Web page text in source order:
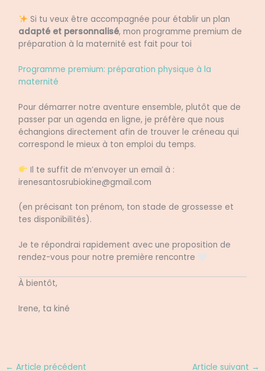
Si tu veux être accompagnée pour établir un plan
adapté et personnalisé, mon programme premium de
préparation à la maternité est fait pour toi
Programme premium: préparation physique à la
maternité
Pour démarrer notre aventure ensemble, plutôt que de
passer par un agenda en ligne, je préfère que nous
échangions directement afin de trouver le créneau qui
correspond le mieux à ton emploi du temps.
Il te suffit de m’envoyer un email à :
irenesantosrubiokine@gmail.com
(en précisant ton prénom, ton stade de grossesse et
tes disponibilités).
Je te répondrai rapidement avec une proposition de
rendez-vous pour notre première rencontre
À bientôt,
Irene, ta kiné
← Article précédent Article suivant →